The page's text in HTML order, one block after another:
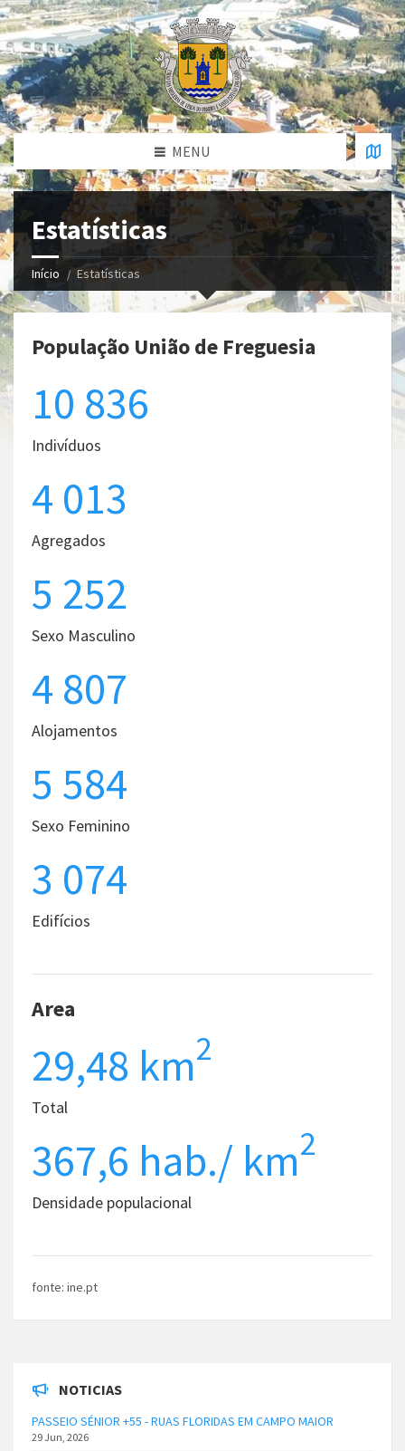
MENU
Estatísticas
Início Estatísticas
População União de Freguesia
10 836
Indivíduos
4 013
Agregados
5 252
Sexo Masculino
4 807
Alojamentos
5 584
Sexo Feminino
3 074
Edifícios
Area
29,48 km2
Total
367,6 hab./ km2
Densidade populacional
fonte: ine.pt
NOTICIAS
PASSEIO SÉNIOR +55 - RUAS FLORIDAS EM CAMPO MAIOR
29 Jun, 2026